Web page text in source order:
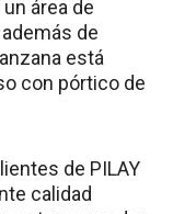
área de
de
está
con pórtico de
de PILAY
calidad